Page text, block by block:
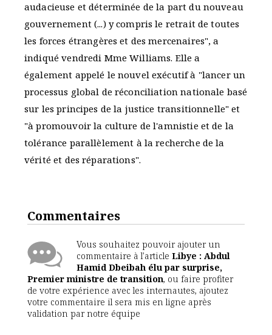
audacieuse et déterminée de la part du nouveau
gouvernement (...) y compris le retrait de toutes
les forces étrangères et des mercenaires", a
indiqué vendredi Mme Williams. Elle a
également appelé le nouvel exécutif à "lancer un
processus global de réconciliation nationale basé
sur les principes de la justice transitionnelle" et
"à promouvoir la culture de l'amnistie et de la
tolérance parallèlement à la recherche de la
vérité et des réparations".
Commentaires
Vous souhaitez pouvoir ajouter un
commentaire à l'article Libye : Abdul
Hamid Dbeibah élu par surprise,
Premier ministre de transition, ou faire profiter
de votre expérience avec les internautes, ajoutez
votre commentaire il sera mis en ligne après
validation par notre équipe